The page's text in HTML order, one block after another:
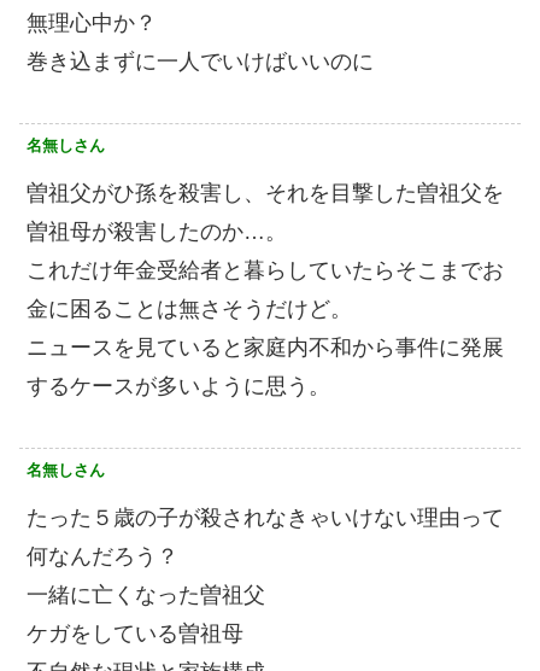
無理心中か？
巻き込まずに一人でいけばいいのに
名無しさん
曽祖父がひ孫を殺害し、それを目撃した曽祖父を
曽祖母が殺害したのか…。
これだけ年金受給者と暮らしていたらそこまでお
金に困ることは無さそうだけど。
ニュースを見ていると家庭内不和から事件に発展
するケースが多いように思う。
名無しさん
たった５歳の子が殺されなきゃいけない理由って
何なんだろう？
一緒に亡くなった曽祖父
ケガをしている曽祖母